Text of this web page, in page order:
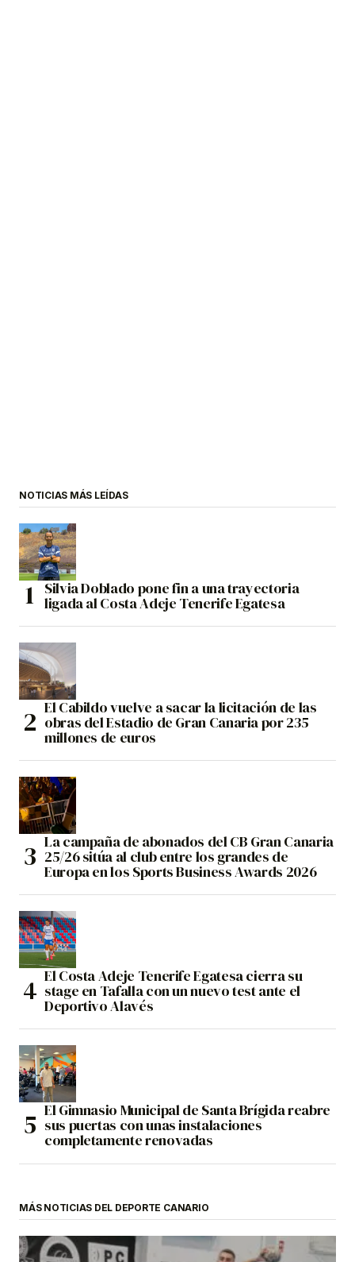
NOTICIAS MÁS LEÍDAS
Silvia Doblado pone fin a una trayectoria
ligada al Costa Adeje Tenerife Egatesa
El Cabildo vuelve a sacar la licitación de las
obras del Estadio de Gran Canaria por 235
millones de euros
La campaña de abonados del CB Gran Canaria
25/26 sitúa al club entre los grandes de
Europa en los Sports Business Awards 2026
El Costa Adeje Tenerife Egatesa cierra su
stage en Tafalla con un nuevo test ante el
Deportivo Alavés
El Gimnasio Municipal de Santa Brígida reabre
sus puertas con unas instalaciones
completamente renovadas
MÁS NOTICIAS DEL DEPORTE CANARIO